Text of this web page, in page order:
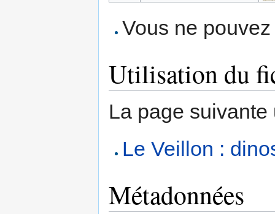
Vous ne
Utilisation du
La page
Le Veillon :
Métadonnées